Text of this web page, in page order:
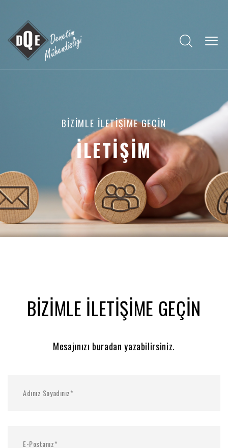
BIZIMLE İLETIŞIME GEÇIN
İLETİŞİM
BİZİMLE İLETİŞİME GEÇİN
Mesajınızı buradan yazabilirsiniz.